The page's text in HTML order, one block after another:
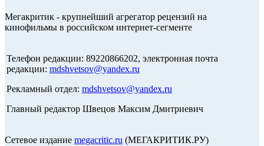
Мегакритик - крупнейший агрегатор рецензий на
кинофильмы в российском интернет-сегменте
Телефон редакции: 89220866202, электронная почта
редакции: mdshvetsov@yandex.ru
Рекламный отдел: mdshvetsov@yandex.ru
Главный редактор Швецов Максим Дмитриевич
Сетевое издание megacritic.ru (МЕГАКРИТИК.РУ)